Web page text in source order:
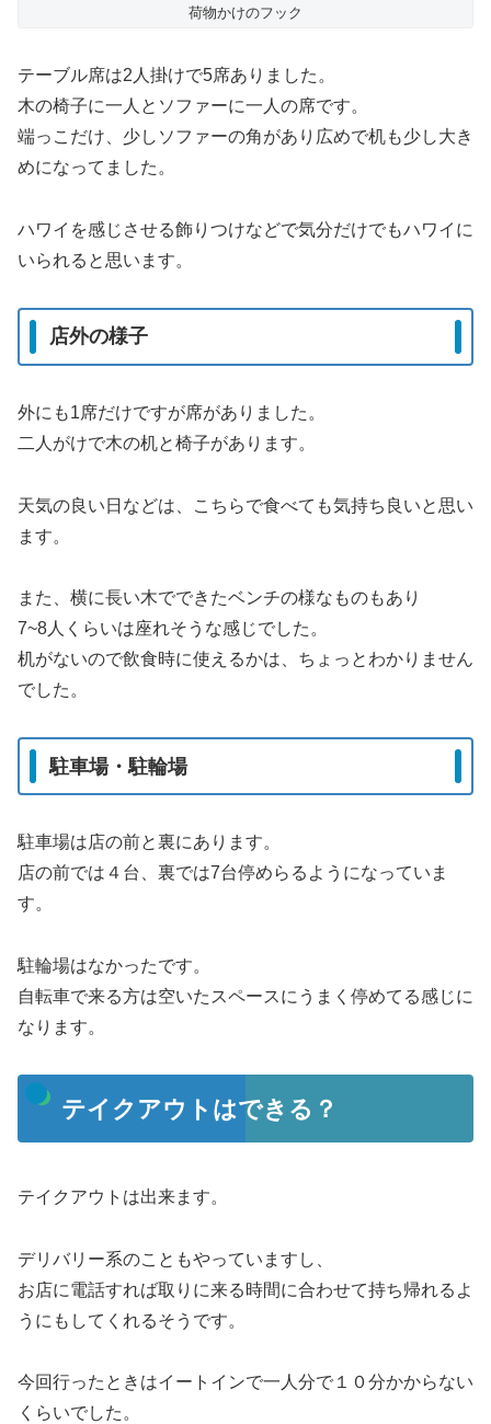
荷物かけのフック
テーブル席は2人掛けで5席ありました。
木の椅子に一人とソファーに一人の席です。
端っこだけ、少しソファーの角があり広めで机も少し大き
めになってました。
ハワイを感じさせる飾りつけなどで気分だけでもハワイに
いられると思います。
店外の様子
外にも1席だけですが席がありました。
二人がけで木の机と椅子があります。
天気の良い日などは、こちらで食べても気持ち良いと思い
ます。
また、横に長い木でできたベンチの様なものもあり
7~8人くらいは座れそうな感じでした。
机がないので飲食時に使えるかは、ちょっとわかりません
でした。
駐車場・駐輪場
駐車場は店の前と裏にあります。
店の前では４台、裏では7台停めらるようになっていま
す。
駐輪場はなかったです。
自転車で来る方は空いたスペースにうまく停めてる感じに
なります。
テイクアウトはできる？
テイクアウトは出来ます。
デリバリー系のこともやっていますし、
お店に電話すれば取りに来る時間に合わせて持ち帰れるよ
うにもしてくれるそうです。
今回行ったときはイートインで一人分で１０分かからない
くらいでした。